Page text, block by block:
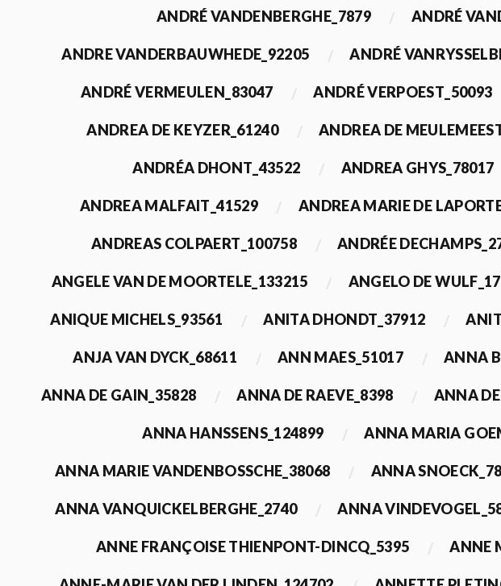
ANDRÉ VANDENBERGHE_7879 ANDRÉ
ANDRE VANDERBAUWHEDE_92205 ANDRÉ
ANDRÉ VERMEULEN_83047 ANDRÉ VERPOEST_50093
ANDREA DE KEYZER_61240 ANDREA DE
ANDRÉA DHONT_43522 ANDREA GHYS_78017
ANDREA MALFAIT_41529 ANDREA MARIE DE
ANDREAS COLPAERT_100758 ANDRÉE
ANGELE VAN DE MOORTELE_133215 ANGELO DE
ANIQUE MICHELS_93561 ANITA DHONDT_37912
ANJA VAN DYCK_68611 ANN MAES_51017 ANNA
ANNA DE GAIN_35828 ANNA DE RAEVE_8398 ANNA
ANNA HANSSENS_124899 ANNA MARIA
ANNA MARIE VANDENBOSSCHE_38068 ANNA
ANNA VANQUICKELBERGHE_2740 ANNA
ANNE FRANÇOISE THIENPONT-DINCQ_5395 ANNE